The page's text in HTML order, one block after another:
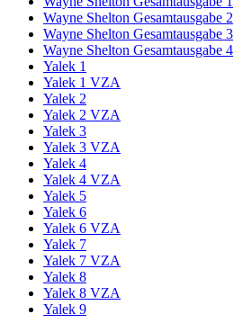
Wayne Shelton Gesamtausgabe 2
Wayne Shelton Gesamtausgabe 3
Wayne Shelton Gesamtausgabe 4
Yalek 1
Yalek 1 VZA
Yalek 2
Yalek 2 VZA
Yalek 3
Yalek 3 VZA
Yalek 4
Yalek 4 VZA
Yalek 5
Yalek 6
Yalek 6 VZA
Yalek 7
Yalek 7 VZA
Yalek 8
Yalek 8 VZA
Yalek 9